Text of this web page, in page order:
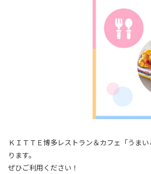
ＫＩＴＴＥ博多レストラン＆カフェ「うま
ります。
ぜひご利用ください！